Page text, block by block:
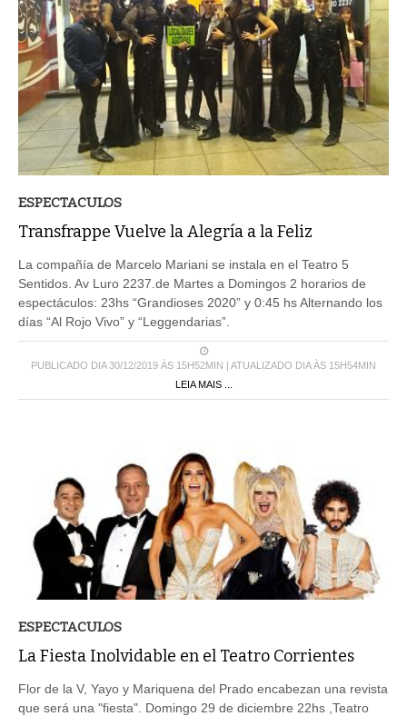
ESPECTACULOS
Transfrappe Vuelve la Alegría a la Feliz
La compañía de Marcelo Mariani se instala en el Teatro 5
Sentidos. Av Luro 2237.de Martes a Domingos 2 horarios de
espectáculos: 23hs “Grandioses 2020” y 0:45 hs Alternando los
días “Al Rojo Vivo” y “Leggendarias”.
PUBLICADO DIA 30/12/2019 ÀS 15H52MIN | ATUALIZADO DIA ÀS 15H54MIN
LEIA MAIS ...
ESPECTACULOS
La Fiesta Inolvidable en el Teatro Corrientes
Flor de la V, Yayo y Mariquena del Prado encabezan una revista
que será una "fiesta". Domingo 29 de diciembre 22hs ,Teatro